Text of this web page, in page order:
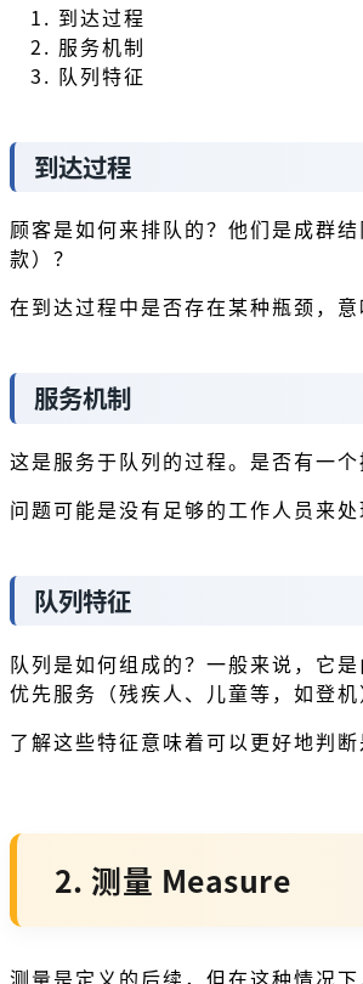
到达过程
服务机制
队列特征
到达过程
顾客是如何来排队的？他们是成群
款）？
在到达过程中是否存在某种瓶颈，
服务机制
这是服务于队列的过程。是否有一
问题可能是没有足够的工作人员来
队列特征
队列是如何组成的？一般来说，它
优先服务（残疾人、儿童等，如登机
了解这些特征意味着可以更好地判
2. 测量 Measure
测量是定义的后续，但在这种情况